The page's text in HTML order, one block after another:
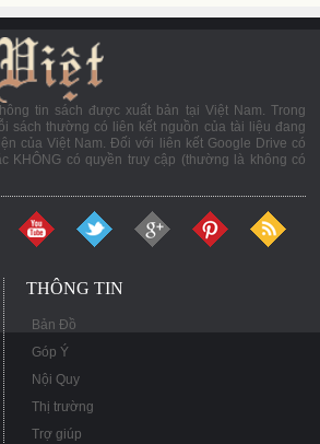
tin sách được xuất bản tại Việt Nam. Trong
sách thường có liên kết nguồn của tài liệu đang
của Việt Nam. Đối với liên kết Google Drive có
KHÔNG có quyền truy cập (thường là không có
THÔNG TIN
Bản Đồ
Góp Ý
Nội Quy
Thị trường
Trợ giúp